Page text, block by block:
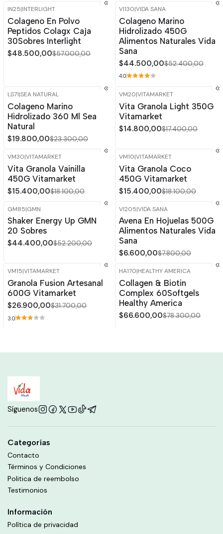
-15%
IN25|INTERLIGHT
Colageno En Polvo
Peptidos Colagx Caja
30Sobres Interlight
$48.500,00$57.000,00
-15%
VI130|VIDA SANA
Colageno Marino
Hidrolizado 450G
Alimentos Naturales Vida
Sana
$44.500,00$52.400,00
4.0
-15%
LS71|SEA NATURAL
Colageno Marino
Hidrolizado 360 Ml Sea
Natural
$19.800,00$23.300,00
-15%
VM20|VITAMARKET
Vita Granola Light 350G
Vitamarket
$14.800,00$17.400,00
-15%
VM30|VITAMARKET
Vita Granola Vainilla
450G Vitamarket
$15.400,00$18.100,00
-15%
VM10|VITAMARKET
Vita Granola Coco
450G Vitamarket
$15.400,00$18.100,00
-15% OFF
Agotado
GM85|GMN
Shaker Energy Up GMN
20 Sobres
$44.400,00$52.200,00
-15% OFF
VI205|VIDA SANA
Avena En Hojuelas 500G
Alimentos Naturales Vida
Sana
$6.600,00$7.800,00
-15%
VM15|VITAMARKET
Granola Fusion Artesanal
600G Vitamarket
$26.900,00$31.700,00
3.0
-15%
HA170|HEALTHY AMERICA
Collagen & Biotin
Complex 60Softgels
Healthy America
$66.600,00$78.300,00
Síguenos
Categorías
Contacto
Términos y Condiciones
Politica de reembolso
Testimonios
Información
Política de privacidad